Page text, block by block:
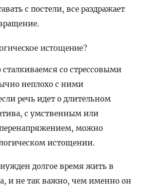
с постели, все раздражает
истощение?
со стрессовыми
неплохо с ними
речь идет о длительном
с умственным или
можно
истощении.
долгое время жить в
и не так важно, чем именно он